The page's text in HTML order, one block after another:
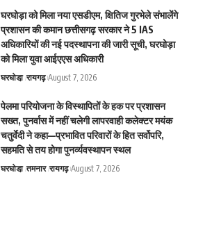
घरघोड़ा को मिला नया एसडीएम, क्षितिज गुरभेले संभालेंगे
प्रशासन की कमान छत्तीसगढ़ सरकार ने 5 IAS
अधिकारियों की नई पदस्थापना की जारी सूची, घरघोड़ा
को मिला युवा आईएएस अधिकारी
घरघोडा़ रायगढ़ August 7, 2026
पेलमा परियोजना के विस्थापितों के हक पर प्रशासन
सख्त, पुनर्वास में नहीं चलेगी लापरवाही कलेक्टर मयंक
चतुर्वेदी ने कहा—प्रभावित परिवारों के हित सर्वोपरि,
सहमति से तय होगा पुनर्व्यवस्थापन स्थल
घरघोडा़ तमनार रायगढ़ August 7, 2026